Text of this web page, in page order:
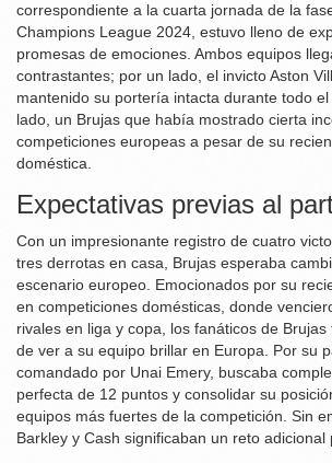
correspondiente a la cuarta jornada de la
Champions League 2024, estuvo lleno de
promesas de emociones. Ambos equipos
contrastantes; por un lado, el invicto Aston
mantenido su portería intacta durante todo
lado, un Brujas que había mostrado cierta
competiciones europeas a pesar de su
doméstica.
Expectativas previas al
Con un impresionante registro de cuatro
tres derrotas en casa, Brujas esperaba
escenario europeo. Emocionados por su
en competiciones domésticas, donde
rivales en liga y copa, los fanáticos de
de ver a su equipo brillar en Europa. Por su
comandado por Unai Emery, buscaba
perfecta de 12 puntos y consolidar su
equipos más fuertes de la competición. Sin
Barkley y Cash significaban un reto adicional